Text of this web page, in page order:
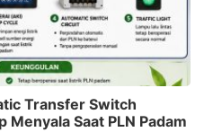
Transfer Switch
Saat PLN Padam